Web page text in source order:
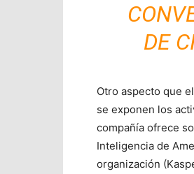
DE
Otro aspecto que el
se exponen los
compañía ofrece
Inteligencia de
organización